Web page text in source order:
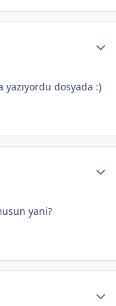
yazıyordu dosyada :)
yani?